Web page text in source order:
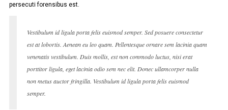
persecuti forensibus est.
Vestibulum id ligula porta felis euismod semper. Sed posuere consectetur
est at lobortis. Aenean eu leo quam. Pellentesque ornare sem lacinia quam
venenatis vestibulum. Duis mollis, est non commodo luctus, nisi erat
porttitor ligula, eget lacinia odio sem nec elit. Donec ullamcorper nulla
non metus auctor fringilla. Vestibulum id ligula porta felis euismod
semper.